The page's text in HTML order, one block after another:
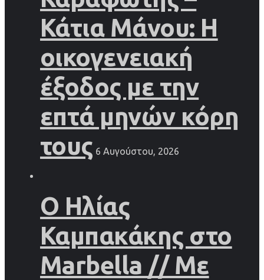
Κάτια Μάνου: Η
οικογενειακή
έξοδος με την
επτά μηνών κόρη
τους 6 Αυγούστου, 2026
Ο Ηλίας
Καμπακάκης στο
Marbella // Με